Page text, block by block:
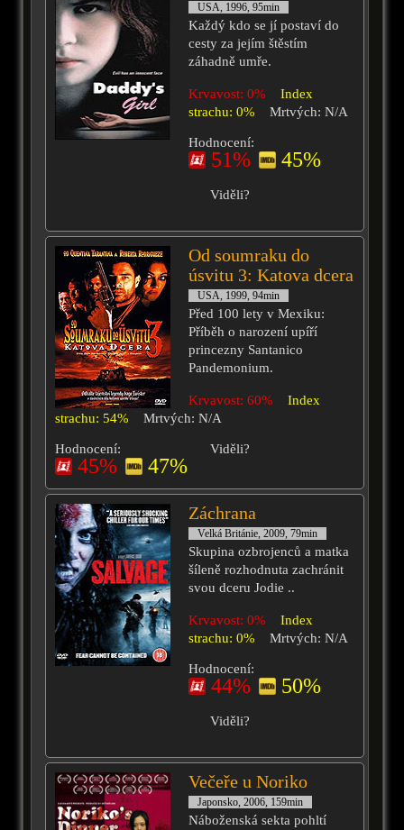
USA, 1996, 95min
Každý kdo se jí postaví do
cesty za jejím štěstím
záhadně umře.
Krvavost: 0%
Index
strachu: 0%
Mrtvých: N/A
Hodnocení:
51% 45%
Viděli?
Od soumraku do
úsvitu 3: Katova dcera
USA, 1999, 94min
Před 100 lety v Mexiku:
Příběh o narození upíří
princezny Santanico
Pandemonium.
Krvavost: 60%
Index
strachu: 54%
Mrtvých: N/A
Hodnocení:
45% 47%
Viděli?
Záchrana
Velká Británie, 2009, 79min
Skupina ozbrojenců a matka
šíleně rozhodnuta zachránit
svou dceru Jodie ..
Krvavost: 0%
Index
strachu: 0%
Mrtvých: N/A
Hodnocení:
44% 50%
Viděli?
Večeře u Noriko
Japonsko, 2006, 159min
Náboženská sekta pohltí